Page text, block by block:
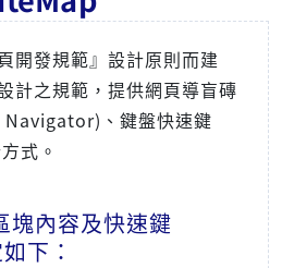
開發規範』設計原則而建
計之規範，提供網頁導盲磚
、鍵盤快速鍵
式。
塊內容及快速鍵
下：